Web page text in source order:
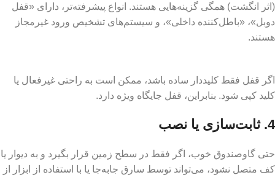
(اثر انگشت) همگی گزینه‌هایی هستند. انواع پیشرفته‌تر، دارای «قفل
دوبل»، «باطل‌کننده داخلی»، و سیستم‌های تشخیص ورود غیرمجاز
هستند.
اگر قفل فقط کلیددار ساده باشد، ممکن است به راحتی غیرفعال یا
کلید کپی شود. بنابراین، قفل جایگاه ویژه دارد.
4. ثابت‌سازی یا نصب
حتی گاوصندوق خوب، اگر فقط در سطح زمین قرار بگیرد و به دیوار یا
کف متصل نشود، می‌تواند توسط سارق جابه‌جا یا با استفاده از ابزار از